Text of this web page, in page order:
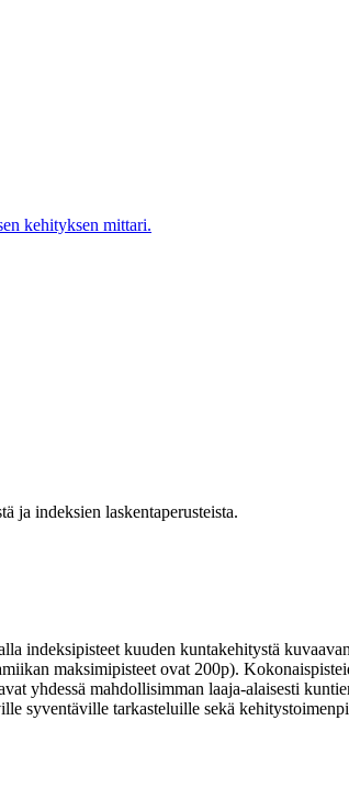
kehityksen mittari.
ja indeksien laskentaperusteista.
indeksipisteet kuuden kuntakehitystä
maksimipisteet ovat 200p).
yhdessä mahdollisimman laaja-alaisesti
syventäville tarkasteluille sekä